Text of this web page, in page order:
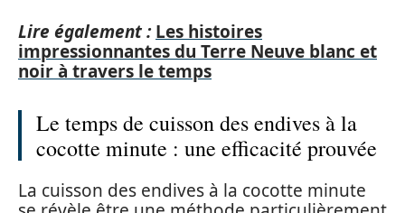
Lire également : Les histoires
impressionnantes du Terre Neuve blanc et
noir à travers le temps
Le temps de cuisson des endives à la
cocotte minute : une efficacité prouvée
La cuisson des endives à la cocotte minute